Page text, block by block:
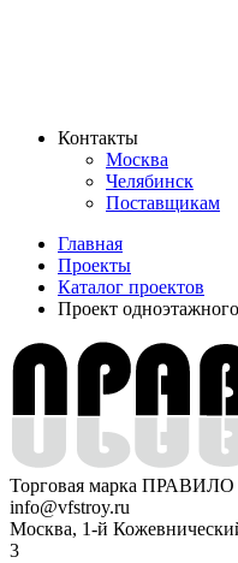
Контакты
Москва
Челябинск
Поставщикам
Главная
Проекты
Каталог проектов
Проект
Торговая марка
info@vfstroy.ru
Москва, 1-й
3